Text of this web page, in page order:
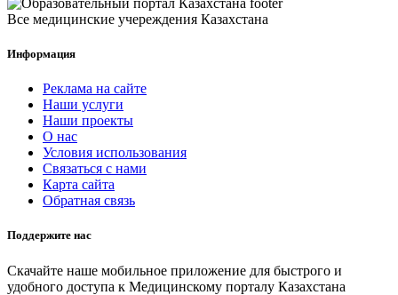
Все медицинские учереждения Казахстана
Информация
Реклама на сайте
Наши услуги
Наши проекты
О нас
Условия использования
Связаться с нами
Карта сайта
Обратная связь
Поддержите нас
Скачайте наше мобильное приложение для быстрого и
удобного доступа к Медицинскому порталу Казахстана